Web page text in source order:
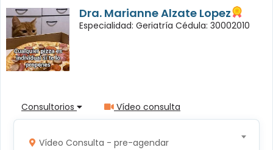
Dra. Marianne Alzate Lopez
Especialidad: Geriatría Cédula: 30002010
Consultorios Vídeo consulta
Vídeo Consulta - pre-agendar